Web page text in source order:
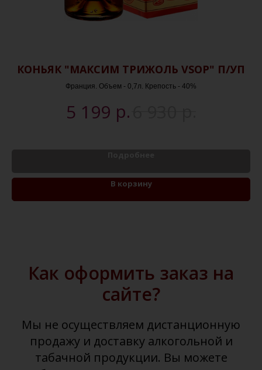
КОНЬЯК "МАКСИМ ТРИЖОЛЬ VSOP" П/УП
Франция. Объем - 0,7л. Крепость - 40%
5 199 р.
В корзину
Как оформить заказ на
сайте?
Мы не осуществляем дистанционную
продажу и доставку алкогольной и
табачной продукции. Вы можете